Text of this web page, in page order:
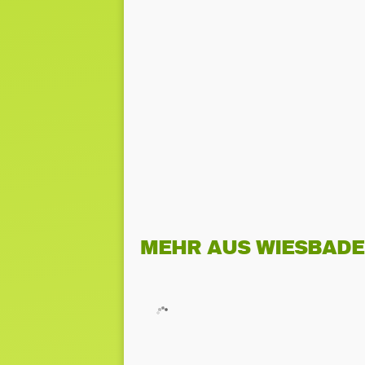
MEHR AUS